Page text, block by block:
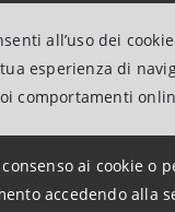
all’uso dei
esperienza di
comportamenti
ai cookie o
accedendo alla
closing del
ultimi mesi,